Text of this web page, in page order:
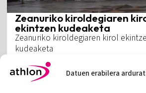
Datuen erabilera
Zeanuriko kiroldegiaren
ekintzen kudeaketa
Zeanuriko kiroldegiaren kirol
kudeaketa
Gehiago